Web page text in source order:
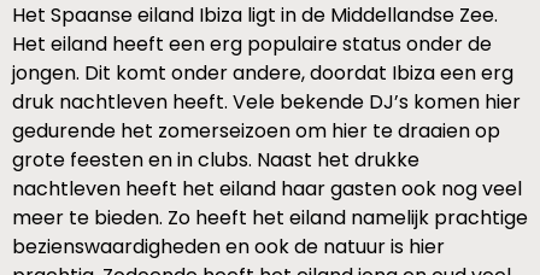
Het Spaanse eiland Ibiza ligt in de Middellandse Zee.
Het eiland heeft een erg populaire status onder de
jongen. Dit komt onder andere, doordat Ibiza een erg
druk nachtleven heeft. Vele bekende DJ’s komen hier
gedurende het zomerseizoen om hier te draaien op
grote feesten en in clubs. Naast het drukke
nachtleven heeft het eiland haar gasten ook nog veel
meer te bieden. Zo heeft het eiland namelijk prachtige
bezienswaardigheden en ook de natuur is hier